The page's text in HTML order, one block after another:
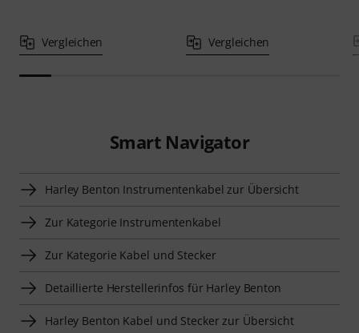
Vergleichen Vergleichen
Smart Navigator
Harley Benton Instrumentenkabel zur Übersicht
Zur Kategorie Instrumentenkabel
Zur Kategorie Kabel und Stecker
Detaillierte Herstellerinfos für Harley Benton
Harley Benton Kabel und Stecker zur Übersicht